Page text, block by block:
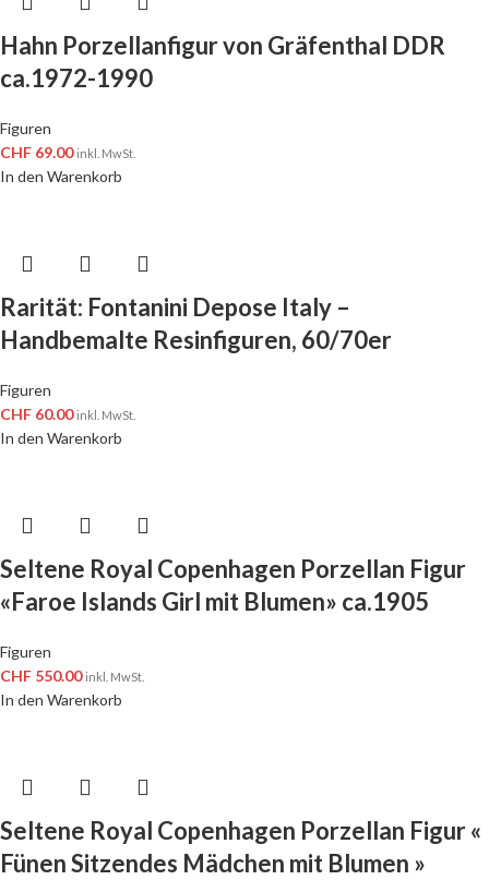
Hahn Porzellanfigur von Gräfenthal DDR
ca.1972-1990
Figuren
CHF 69.00 inkl. MwSt.
In den Warenkorb
Rarität: Fontanini Depose Italy –
Handbemalte Resinfiguren, 60/70er
Figuren
CHF 60.00 inkl. MwSt.
In den Warenkorb
Seltene Royal Copenhagen Porzellan Figur
«Faroe Islands Girl mit Blumen» ca.1905
Figuren
CHF 550.00 inkl. MwSt.
In den Warenkorb
Seltene Royal Copenhagen Porzellan Figur «
Fünen Sitzendes Mädchen mit Blumen »